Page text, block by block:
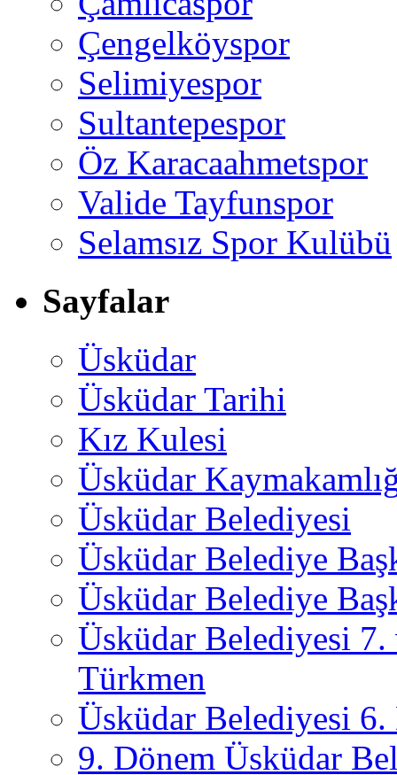
Çengelköyspor
Selimiyespor
Sultantepespor
Öz Karacaahmetspor
Valide Tayfunspor
Selamsız Spor Kulübü
Sayfalar
Üsküdar
Üsküdar Tarihi
Kız Kulesi
Üsküdar
Üsküdar Belediyesi
Üsküdar Belediye
Üsküdar Belediye
Üsküdar Belediyesi
Türkmen
Üsküdar Belediyesi 6.
9. Dönem Üsküdar